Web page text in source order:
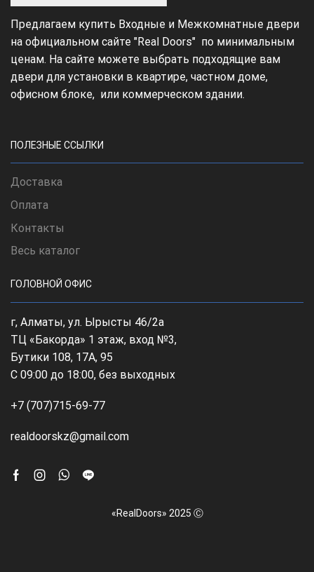
Предлагаем купить Входные и Межкомнатные двери
на официальном сайте "Real Doors" по минимальным
ценам. На сайте можете выбрать подходящие вам
двери для установки в квартире, частном доме,
офисном блоке, или коммерческом здании.
ПОЛЕЗНЫЕ ССЫЛКИ
Доставка
Оплата
Контакты
Весь каталог
ГОЛОВНОЙ ОФИС
г, Алматы, ул. Ырысты 46/2а
ТЦ «Бакорда» 1 этаж, вход №3,
Бутики 108, 17А, 95
С 09:00 до 18:00, без выходных
+7 (707)715-69-77
realdoorskz@gmail.com
FacebookInstagram
Whatsapp
Line
«RealDoors» 2025 Ⓒ